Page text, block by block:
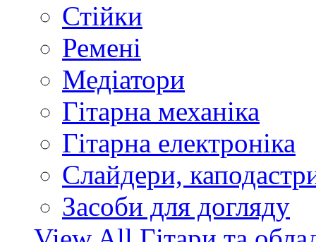
Стійки
Ремені
Медіатори
Гітарна механіка
Гітарна електроніка
Слайдери,
Засоби для догляду